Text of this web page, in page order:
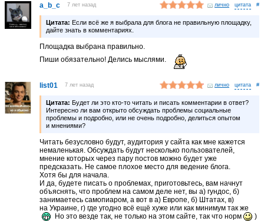
a_b_c 7 лет назад лично #
Цитата: Если всё же я выбрала для блога не правильную площадку,
дайте знать в комментариях.
Площадка выбрана правильно.
Пиши обязательно! Делись мыслями.
list01 7 лет назад лично #
Цитата: Будет ли это кто-то читать и писать комментарии в ответ?
Интересно ли вам открыто обсуждать проблемы социальные
проблемы и подробно, или не очень подробно, делиться опытом
и мнениями?
Читать безусловно будут, аудитория у сайта как мне кажется
немаленькая. Обсуждать будут несколько пользователей,
мнение которых через пару постов можно будет уже
предсказать. Не самое плохое место для ведение блога.
Хотя бы для начала.
И да, будете писать о проблемах, приготовьтесь, вам начнут
объяснять, что проблем на самом деле нет, вы а) гундос, б)
занимаетесь самопиаром, а вот в а) Европе, б) Штатах, в)
на Украине, г) где угодно всё ещё хуже или как минимум так же
Но это везде так, не только на этом сайте, так что норм
)